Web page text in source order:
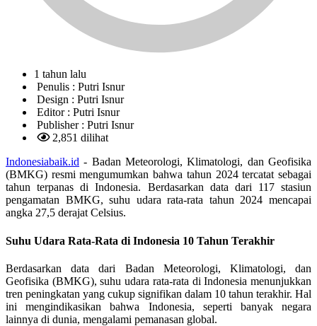
1 tahun lalu
Penulis : Putri Isnur
Design : Putri Isnur
Editor : Putri Isnur
Publisher : Putri Isnur
2,851 dilihat
Indonesiabaik.id - Badan Meteorologi, Klimatologi, dan Geofisika
(BMKG) resmi mengumumkan bahwa tahun 2024 tercatat sebagai
tahun terpanas di Indonesia. Berdasarkan data dari 117 stasiun
pengamatan BMKG, suhu udara rata-rata tahun 2024 mencapai
angka 27,5 derajat Celsius.
Suhu Udara Rata-Rata di Indonesia 10 Tahun Terakhir
Berdasarkan data dari Badan Meteorologi, Klimatologi, dan
Geofisika (BMKG), suhu udara rata-rata di Indonesia menunjukkan
tren peningkatan yang cukup signifikan dalam 10 tahun terakhir. Hal
ini mengindikasikan bahwa Indonesia, seperti banyak negara
lainnya di dunia, mengalami pemanasan global.